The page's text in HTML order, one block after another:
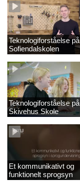
Teknologiforståelse på
Sofiendalskolen
Teknologiforståelse på
Skivehus Skole
Et kommunikativt og
funktionelt sprogsyn